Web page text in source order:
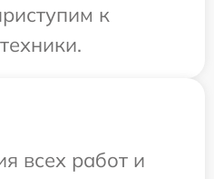
к
всех работ и